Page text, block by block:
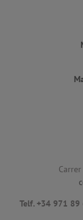
Telf. +34 971 89